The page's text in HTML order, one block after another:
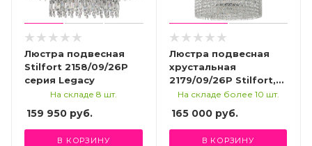
Люстра подвесная
Stilfort 2158/09/26P
серия Legacy
На складе 8 шт.
159 950 руб.
В КОРЗИНУ
Люстра подвесная
хрустальная
2179/09/26P Stilfort,
серия Delone
На складе более 10 шт.
165 000руб.
В КОРЗИНУ